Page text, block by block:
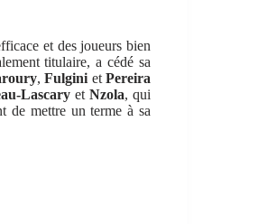
et des joueurs bien
titulaire, a cédé sa
,Fulgini et Pereira
Lascaryet Nzola, qui
de mettre un terme à sa